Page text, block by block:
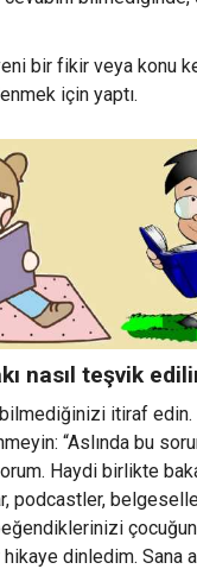
bir fikir veya konu
için yaptı.
nasıl teşvik
itiraf
“Aslında bu
Haydi birlikte
podcastler,
hikaye dinledim. Sana